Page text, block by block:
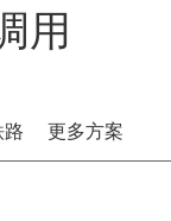
用
更多方案